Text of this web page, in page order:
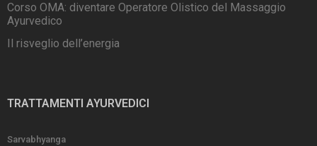
Corso OMA: diventare Operatore Olistico del Massaggio
Ayurvedico
Il risveglio dell’energia
TRATTAMENTI AYURVEDICI
Sarvabhyanga